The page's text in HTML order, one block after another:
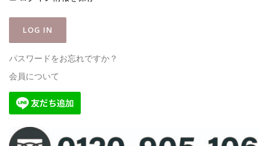
パスワードをお忘れですか？
会員について